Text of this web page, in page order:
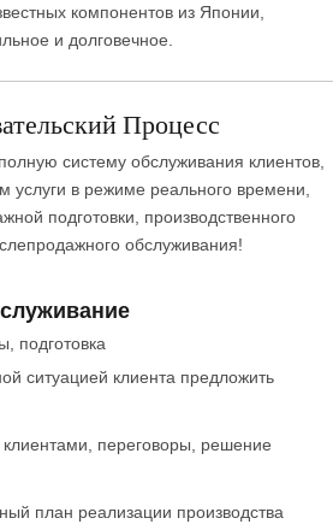
компонентов из Японии,
и долговечное.
Процесс
систему обслуживания клиентов,
услуги в режиме реального времени,
подготовки, производственного
обслуживания!
подготовка
ситуацией клиента предложить
переговоры, решение
план реализации производства